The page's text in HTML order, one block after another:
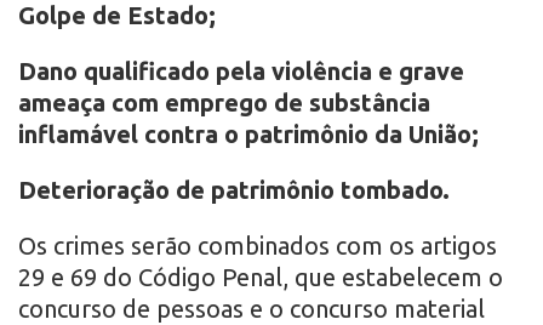
Golpe de Estado;
Dano qualificado pela violência e grave
ameaça com emprego de substância
inflamável contra o patrimônio da União;
Deterioração de patrimônio tombado.
Os crimes serão combinados com os artigos
29 e 69 do Código Penal, que estabelecem o
concurso de pessoas e o concurso material